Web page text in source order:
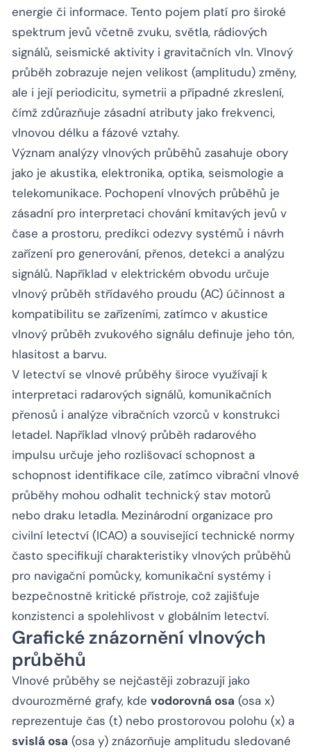
energie či informace. Tento pojem platí pro široké
spektrum jevů včetně zvuku, světla, rádiových
signálů, seismické aktivity i gravitačních vln. Vlnový
průběh zobrazuje nejen velikost (amplitudu) změny,
ale i její periodicitu, symetrii a případné zkreslení,
čímž zdůrazňuje zásadní atributy jako frekvenci,
vlnovou délku a fázové vztahy.
Význam analýzy vlnových průběhů zasahuje obory
jako je akustika, elektronika, optika, seismologie a
telekomunikace. Pochopení vlnových průběhů je
zásadní pro interpretaci chování kmitavých jevů v
čase a prostoru, predikci odezvy systémů i návrh
zařízení pro generování, přenos, detekci a analýzu
signálů. Například v elektrickém obvodu určuje
vlnový průběh střídavého proudu (AC) účinnost a
kompatibilitu se zařízeními, zatímco v akustice
vlnový průběh zvukového signálu definuje jeho tón,
hlasitost a barvu.
V letectví se vlnové průběhy široce využívají k
interpretaci radarových signálů, komunikačních
přenosů i analýze vibračních vzorců v konstrukci
letadel. Například vlnový průběh radarového
impulsu určuje jeho rozlišovací schopnost a
schopnost identifikace cíle, zatímco vibrační vlnové
průběhy mohou odhalit technický stav motorů
nebo draku letadla. Mezinárodní organizace pro
civilní letectví (ICAO) a související technické normy
často specifikují charakteristiky vlnových průběhů
pro navigační pomůcky, komunikační systémy i
bezpečnostně kritické přístroje, což zajišťuje
konzistenci a spolehlivost v globálním letectví.
Grafické znázornění vlnových
průběhů
Vlnové průběhy se nejčastěji zobrazují jako
dvourozměrné grafy, kde vodorovná osa (osa x)
reprezentuje čas (t) nebo prostorovou polohu (x) a
svislá osa (osa y) znázorňuje amplitudu sledované